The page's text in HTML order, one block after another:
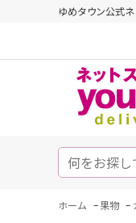
ゆめタウン公式
ホーム - 果物 -